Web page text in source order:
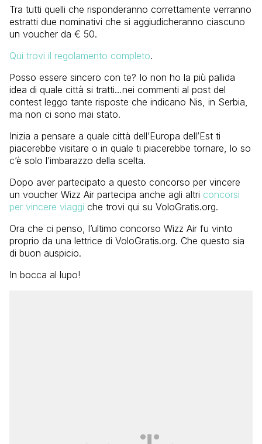
Tra tutti quelli che risponderanno correttamente verranno
estratti due nominativi che si aggiudicheranno ciascuno
un voucher da € 50.
Qui trovi il regolamento completo.
Posso essere sincero con te? Io non ho la più pallida
idea di quale città si tratti…nei commenti al post del
contest leggo tante risposte che indicano Nis, in Serbia,
ma non ci sono mai stato.
Inizia a pensare a quale città dell’Europa dell’Est ti
piacerebbe visitare o in quale ti piacerebbe tornare, lo so
c’è solo l’imbarazzo della scelta.
Dopo aver partecipato a questo concorso per vincere
un voucher Wizz Air partecipa anche agli altri concorsi
per vincere viaggi che trovi qui su VoloGratis.org.
Ora che ci penso, l’ultimo concorso Wizz Air fu vinto
proprio da una lettrice di VoloGratis.org. Che questo sia
di buon auspicio.
In bocca al lupo!